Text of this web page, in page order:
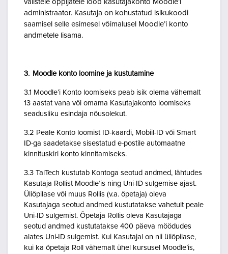
välistele õppijatele loob kasutajakonto Moodle’i
administraator. Kasutaja on kohustatud isikukoodi
saamisel selle esimesel võimalusel Moodle’i konto
andmetele lisama.
3. Moodle konto loomine ja kustutamine
3.1 Moodle’i Konto loomiseks peab isik olema vähemalt
13 aastat vana või omama Kasutajakonto loomiseks
seadusliku esindaja nõusolekut.
3.2 Peale Konto loomist ID-kaardi, Mobiil-ID või Smart
ID-ga saadetakse sisestatud e-postile automaatne
kinnituskiri konto kinnitamiseks.
3.3 TalTech kustutab Kontoga seotud andmed, lähtudes
Kasutaja Rollist Moodle’is ning Uni-ID sulgemise ajast.
Üliõpilase või muus Rollis (v.a. õpetaja) oleva
Kasutajaga seotud andmed kustutatakse vahetult peale
Uni-ID sulgemist. Õpetaja Rollis oleva Kasutajaga
seotud andmed kustutatakse 400 päeva möödudes
alates Uni-ID sulgemist. Kui Kasutajal on nii üliõpilase,
kui ka õpetaja Roll vähemalt ühel kursusel Moodle’is,